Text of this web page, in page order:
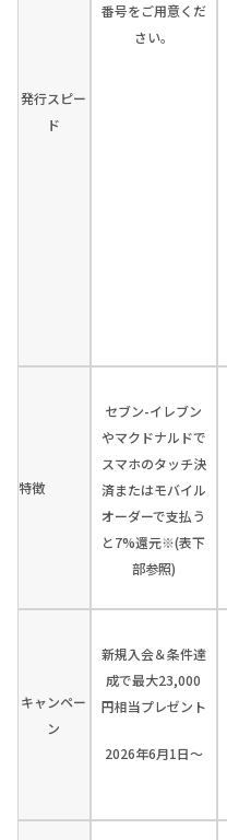
発行スピー
ド
番号をご用意くだ
さい。
特徴
セブン-イレブン
やマクドナルドで
スマホのタッチ決
済またはモバイル
オーダーで支払う
と7%還元※(表下
部参照)
キャンペー
ン
新規入会＆条件達
成で最大23,000
円相当プレゼント
2026年6月1日～